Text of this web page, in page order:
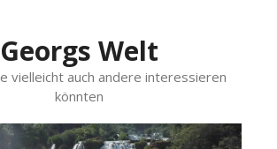
Georgs Welt
vielleicht auch andere interessieren
könnten